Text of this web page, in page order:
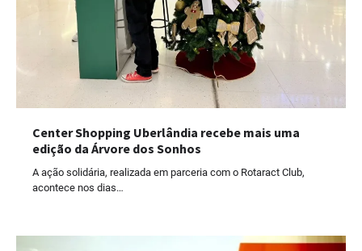
Center Shopping Uberlândia recebe mais uma
edição da Árvore dos Sonhos
A ação solidária, realizada em parceria com o Rotaract Club,
acontece nos dias…